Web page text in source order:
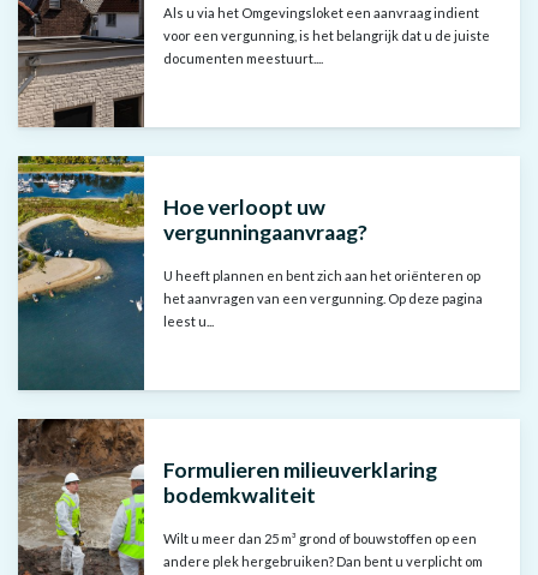
Als u via het Omgevingsloket een aanvraag indient
voor een vergunning, is het belangrijk dat u de juiste
documenten meestuurt....
Hoe verloopt uw
vergunningaanvraag?
U heeft plannen en bent zich aan het oriënteren op
het aanvragen van een vergunning. Op deze pagina
leest u...
Formulieren milieuverklaring
bodemkwaliteit
Wilt u meer dan 25 m³ grond of bouwstoffen op een
andere plek hergebruiken? Dan bent u verplicht om